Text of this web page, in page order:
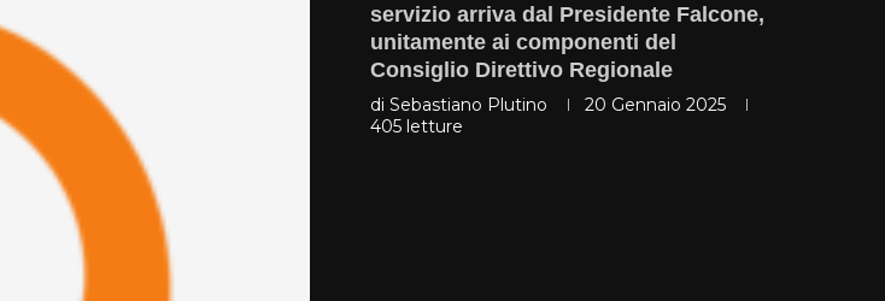
servizio arriva dal Presidente Falcone,
unitamente ai componenti del
Consiglio Direttivo Regionale
di Sebastiano Plutino
20 Gennaio 2025
405 letture